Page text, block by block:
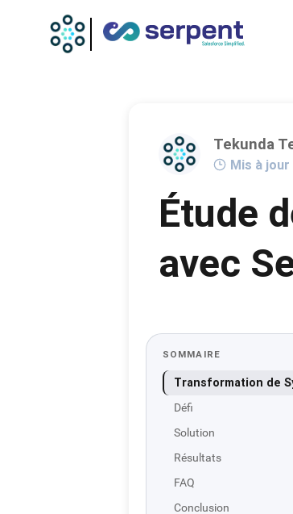
Tekunda
Mis à jour
Étude
avec
SOMMAIRE
Transformation de
Défi
Solution
Résultats
FAQ
Conclusion